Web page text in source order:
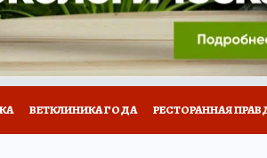
ВЕТКЛИНИКА ГОДА РЕСТОРАННАЯ